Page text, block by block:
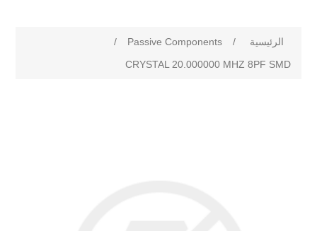
الرئيسية /
Passive Components
/
CRYSTAL 20.000000 MHZ 8PF SMD